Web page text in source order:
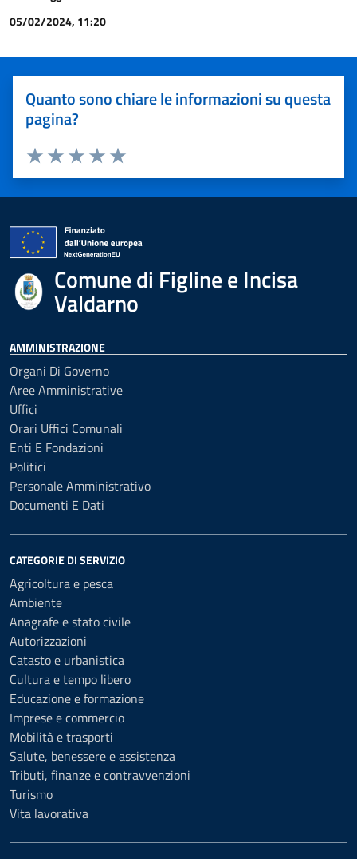
05/02/2024, 11:20
Quanto sono chiare le informazioni su questa
pagina?
Valuta 5 stelle su 5
Valuta 4 stelle su 5
Valuta 3 stelle su 5
Valuta 2 stelle su 5
Valuta 1 stelle su 5
Comune di Figline e Incisa
Valdarno
AMMINISTRAZIONE
Organi Di Governo
Aree Amministrative
Uffici
Orari Uffici Comunali
Enti E Fondazioni
Politici
Personale Amministrativo
Documenti E Dati
CATEGORIE DI SERVIZIO
Agricoltura e pesca
Ambiente
Anagrafe e stato civile
Autorizzazioni
Catasto e urbanistica
Cultura e tempo libero
Educazione e formazione
Imprese e commercio
Mobilità e trasporti
Salute, benessere e assistenza
Tributi, finanze e contravvenzioni
Turismo
Vita lavorativa